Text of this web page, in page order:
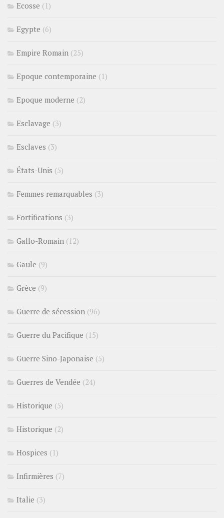
Ecosse (1)
Egypte (6)
Empire Romain (25)
Epoque contemporaine (1)
Epoque moderne (2)
Esclavage (3)
Esclaves (3)
États-Unis (5)
Femmes remarquables (3)
Fortifications (3)
Gallo-Romain (12)
Gaule (9)
Grèce (9)
Guerre de sécession (96)
Guerre du Pacifique (15)
Guerre Sino-Japonaise (5)
Guerres de Vendée (24)
Historique (5)
Historique (2)
Hospices (1)
Infirmières (7)
Italie (3)